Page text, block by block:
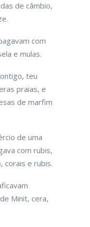
de câmbio,
com
e mulas.
teu
praias, e
de marfim
de uma
com rubis,
corais e rubis.
Minit, cera,